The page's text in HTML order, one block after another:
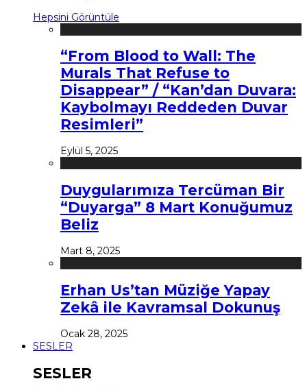
Hepsini Görüntüle
“From Blood to Wall: The
Murals That Refuse to
Disappear” / “Kan’dan Duvara:
Kaybolmayı Reddeden Duvar
Resimleri”
Eylül 5, 2025
Duygularımıza Tercüman Bir
“Duyarga” 8 Mart Konuğumuz
Beliz
Mart 8, 2025
Erhan Us’tan Müziğe Yapay
Zekâ ile Kavramsal Dokunuş
Ocak 28, 2025
SESLER
SESLER